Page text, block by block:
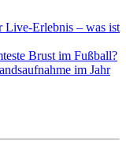
Erlebnis – was ist
Brust im Fußball?
im Jahr